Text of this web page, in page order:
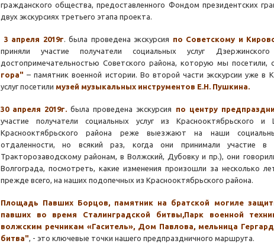
гражданского общества, предоставленного Фондом президентских
двух экскурсиях третьего этапа проекта.
3 апреля 2019г. была проведена экскурсия по Советскому и
приняли участие получатели социальных услуг
достопримечательностью Советского района, которую мы посетили,
гора" – памятник военной истории. Во второй части экскурсии уже в
услуг посетили музей музыкальных инструментов Е.Н. Пушкина.
30 апреля 2019г. была проведена экскурсия по центру
участие получатели социальных услуг из Краснооктябрьского
Краснооктябрьского района реже выезжают на наши
отдаленности, но всякий раз, когда они принимали участие в
Тракторозаводскому районам, в Волжский, Дубовку и пр.), они
Волгограда, посмотреть, какие изменения произошли за несколько
прежде всего, на наших подопечных из Краснооктябрьского района.
Площадь Павших Борцов, памятник на братской могиле
павших во время Сталинградской битвы,Парк военной
волжским речникам «Гаситель», Дом Павлова, мельница
битва", - это ключевые точки нашего предпраздничного маршрута.